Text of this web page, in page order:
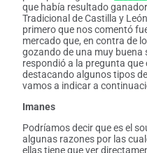
que había resultado
Tradicional de Castilla y
primero que nos comentó
mercado que, en contra de
gozando de una muy buena
respondió a la pregunta
destacando algunos tipos
vamos a indicar a
Imanes
Podríamos decir que es el
algunas razones por las
ellas tiene que ver